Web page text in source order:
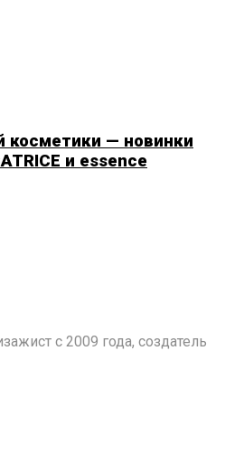
— новинки
и essence
с 2009 года, создатель